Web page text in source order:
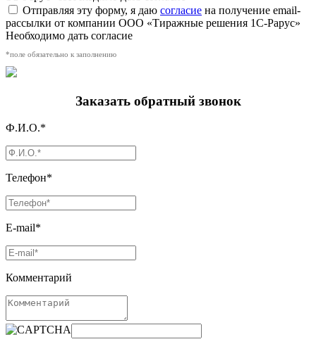
Отправляя эту форму, я даю согласие на получение email-
рассылки от компании ООО «Тиражные решения 1С-Рарус»
Необходимо дать согласие
*поле обязательно к заполнению
Заказать обратный звонок
Ф.И.О.*
Телефон*
E-mail*
Комментарий